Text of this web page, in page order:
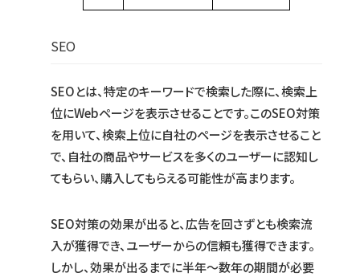
SEO
SEOとは、特定のキーワードで検索した際に、検索上
位にWebページを表示させることです。このSEO対策
を用いて、検索上位に自社のページを表示させること
で、自社の商品やサービスを多くのユーザーに認知し
てもらい、購入してもらえる可能性が高まります。
SEO対策の効果が出ると、広告を回さずとも検索流
入が獲得でき、ユーザーからの信頼も獲得できます。
しかし、効果が出るまでに半年〜数年の期間が必要